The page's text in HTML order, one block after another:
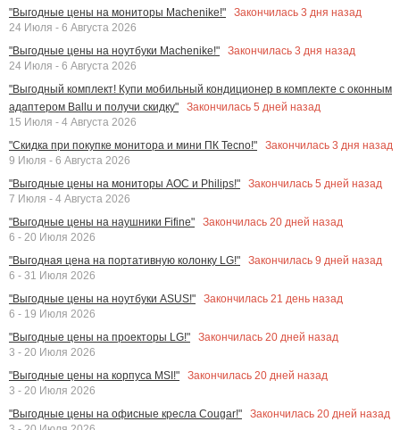
"Выгодные цены на мониторы Machenike!" Закончилась 3 дня назад
24 Июля - 6 Августа 2026
"Выгодные цены на ноутбуки Machenike!"
Закончилась 3 дня назад
24 Июля - 6 Августа 2026
"Выгодный комплект! Купи мобильный кондиционер в комплекте с оконным
адаптером Ballu и получи скидку"
Закончилась 5 дней назад
15 Июля - 4 Августа 2026
"Скидка при покупке монитора и мини ПК Tecno!"
Закончилась 3 дня назад
9 Июля - 6 Августа 2026
"Выгодные цены на мониторы AOC и Philips!"
Закончилась 5 дней назад
7 Июля - 4 Августа 2026
"Выгодные цены на наушники Fifine"
Закончилась 20 дней назад
6 - 20 Июля 2026
"Выгодная цена на портативную колонку LG!"
Закончилась 9 дней назад
6 - 31 Июля 2026
"Выгодные цены на ноутбуки ASUS!"
Закончилась 21 день назад
6 - 19 Июля 2026
"Выгодные цены на проекторы LG!"
Закончилась 20 дней назад
3 - 20 Июля 2026
"Выгодные цены на корпуса MSI!"
Закончилась 20 дней назад
3 - 20 Июля 2026
"Выгодные цены на офисные кресла Cougar!"
Закончилась 20 дней назад